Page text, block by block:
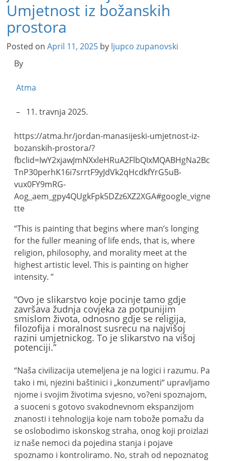
Umjetnost iz božanskih
prostora
Posted onApril 11, 2025 by ljupco zupanovski
By
Atma
– 11. travnja 2025.
https://atma.hr/jordan-manasijeski-umjetnost-iz-
bozanskih-prostora/?
fbclid=IwY2xjawJmNXxleHRuA2FlbQIxMQABHgNa2Bc
TnP30perhK16i7srrtF9yJdVk2qHcdkfYrG5uB-
vux0FY9mRG-
Aog_aem_gpy4QUgkFpk5DZz6XZ2XGA#google_vigne
tte
“This is painting that begins where man’s longing
for the fuller meaning of life ends, that is, where
religion, philosophy, and morality meet at the
highest artistic level. This is painting on higher
intensity. ”
“Ovo je slikarstvo koje pocinje tamo gdje
završava žudnja covjeka za potpunijim
smislom života, odnosno gdje se religija,
filozofija i moralnost susrecu na najvišoj
razini umjetnickog. To je slikarstvo na višoj
potenciji.”
“Naša civilizacija utemeljena je na logici i razumu. Pa
tako i mi, njezini baštinici i „konzumenti“ upravljamo
njome i svojim životima svjesno, vo?eni spoznajom,
a suoceni s gotovo svakodnevnom ekspanzijom
znanosti i tehnologija koje nam tobože pomažu da
se oslobodimo iskonskog straha, onog koji proizlazi
iz naše nemoci da pojedina stanja i pojave
spoznamo i kontroliramo. No, strah od nepoznatog